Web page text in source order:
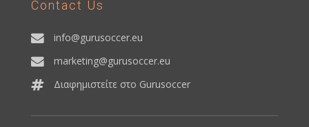
Contact Us
info@gurusoccer.eu
marketing@gurusoccer.eu
Διαφημιστείτε στο Gurusoccer